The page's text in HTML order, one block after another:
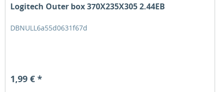
Logitech Outer box 370X235X305 2.44EB
DBNULL6a55d0631f67d
1,99 € *